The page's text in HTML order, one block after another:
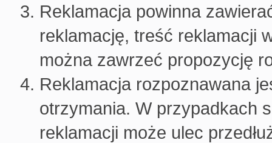
Reklamacja powinna
reklamację, treść reklamacji
można zawrzeć propozycję
Reklamacja rozpoznawana
otrzymania. W przypadkach
reklamacji może ulec